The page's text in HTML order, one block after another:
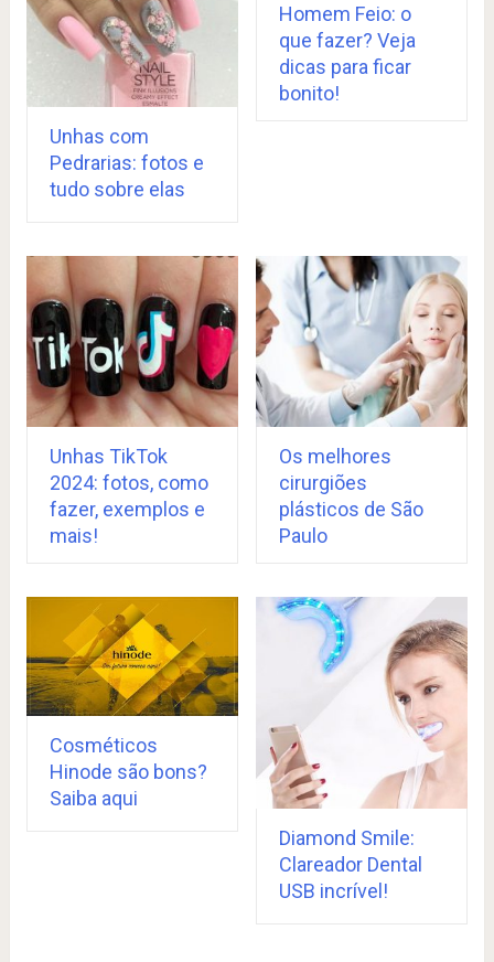
Unhas com
Pedrarias: fotos e
tudo sobre elas
Homem Feio: o
que fazer? Veja
dicas para ficar
bonito!
Unhas TikTok
2024: fotos, como
fazer, exemplos e
mais!
Os melhores
cirurgiões
plásticos de São
Paulo
Cosméticos
Hinode são bons?
Saiba aqui
Diamond Smile:
Clareador Dental
USB incrível!